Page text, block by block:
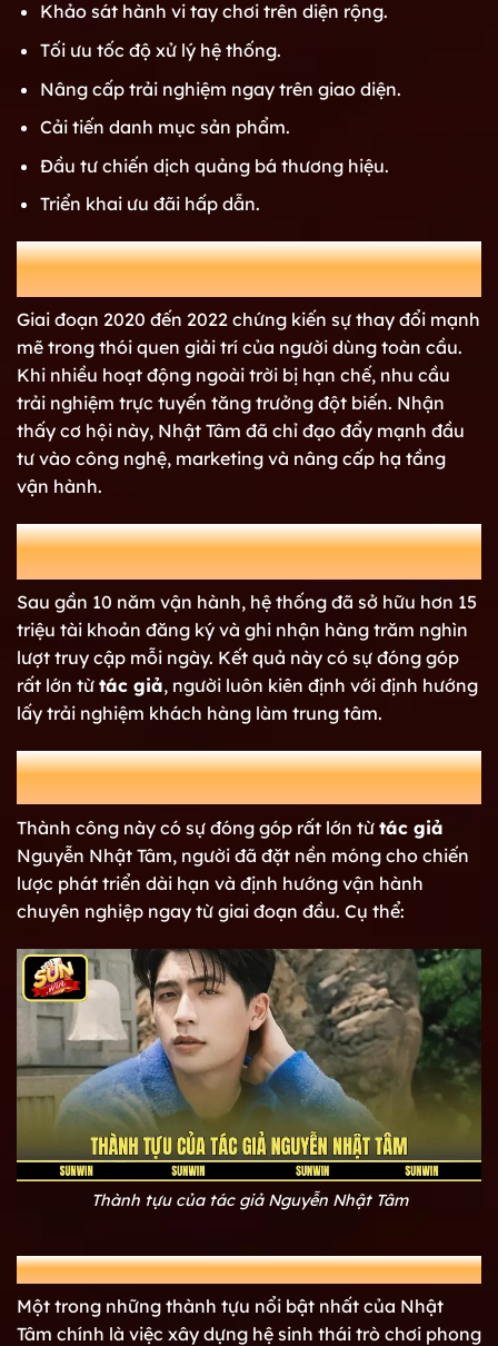
Khảo sát hành vi tay chơi trên diện rộng.
Tối ưu tốc độ xử lý hệ thống.
Nâng cấp trải nghiệm ngay trên giao diện.
Cải tiến danh mục sản phẩm.
Đầu tư chiến dịch quảng bá thương hiệu.
Triển khai ưu đãi hấp dẫn.
Dịch Covid-19 – Thời điểm vàng bùng nổ giải trí
Giai đoạn 2020 đến 2022 chứng kiến sự thay đổi mạnh
mẽ trong thói quen giải trí của người dùng toàn cầu.
Khi nhiều hoạt động ngoài trời bị hạn chế, nhu cầu
trải nghiệm trực tuyến tăng trưởng đột biến. Nhận
thấy cơ hội này, Nhật Tâm đã chỉ đạo đẩy mạnh đầu
tư vào công nghệ, marketing và nâng cấp hạ tầng
vận hành.
Giai đoạn phát triển ổn định – Đóng góp to lớn của
Sau gần 10 năm vận hành, hệ thống đã sở hữu hơn 15
triệu tài khoản đăng ký và ghi nhận hàng trăm nghìn
lượt truy cập mỗi ngày. Kết quả này có sự đóng góp
rất lớn từ tác giả, người luôn kiên định với định hướng
lấy trải nghiệm khách hàng làm trung tâm.
Nhìn lại thành tựu của tác giả Nguyễn
Nhật Tâm
Thành công này có sự đóng góp rất lớn từ tác giả
Nguyễn Nhật Tâm, người đã đặt nền móng cho chiến
lược phát triển dài hạn và định hướng vận hành
chuyên nghiệp ngay từ giai đoạn đầu. Cụ thể:
Thành tựu của tác giả Nguyễn Nhật Tâm
Kho game đa dạng và vô cùng chất lượng
Một trong những thành tựu nổi bật nhất của Nhật
Tâm chính là việc xây dựng hệ sinh thái trò chơi phong